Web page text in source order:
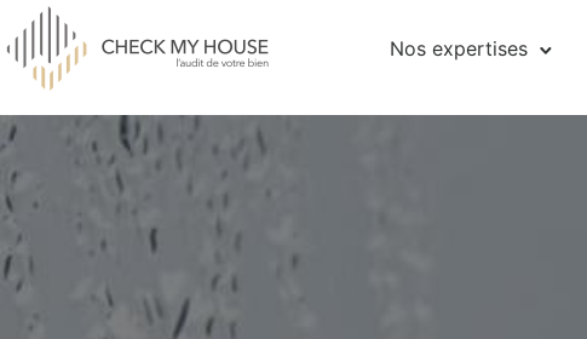
Nos expertises